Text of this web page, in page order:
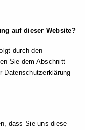
auf dieser Website?
durch den
Sie dem Abschnitt
Datenschutzerklärung
dass Sie uns diese